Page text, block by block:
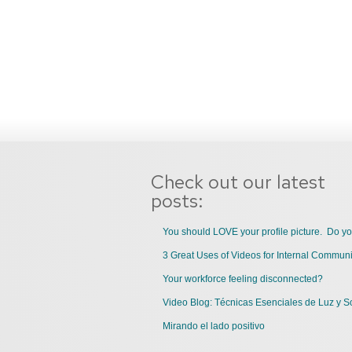
Check out our latest
posts:
You should LOVE your profile picture. Do
Your workforce feeling disconnected?
Video Blog: Técnicas Esenciales de Luz y
Mirando el lado positivo